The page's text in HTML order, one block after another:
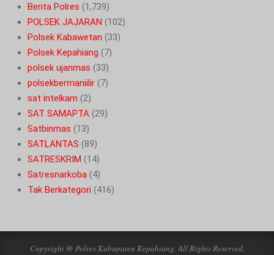
Berita Polres (1,739)
POLSEK JAJARAN (102)
Polsek Kabawetan (33)
Polsek Kepahiang (7)
polsek ujanmas (33)
polsekbermaniilir (7)
sat intelkam (2)
SAT SAMAPTA (29)
Satbinmas (13)
SATLANTAS (89)
SATRESKRIM (14)
Satresnarkoba (4)
Tak Berkategori (416)
Copyright @ Polres Kabupaten Kepahiang. All Rights Reserved.